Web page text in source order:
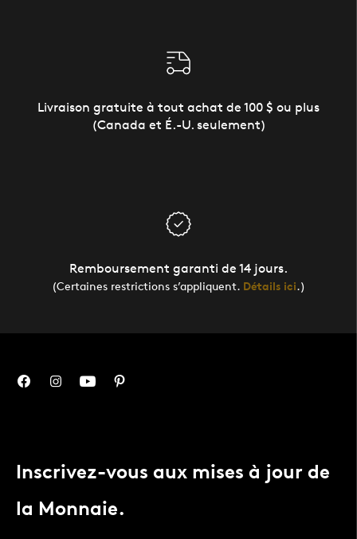
Livraison gratuite à tout achat de 100 $ ou plus
(Canada et É.-U. seulement)
Remboursement garanti de 14 jours.
(Certaines restrictions s’appliquent. Détails ici.)
Inscrivez-vous aux mises à jour de
la Monnaie.